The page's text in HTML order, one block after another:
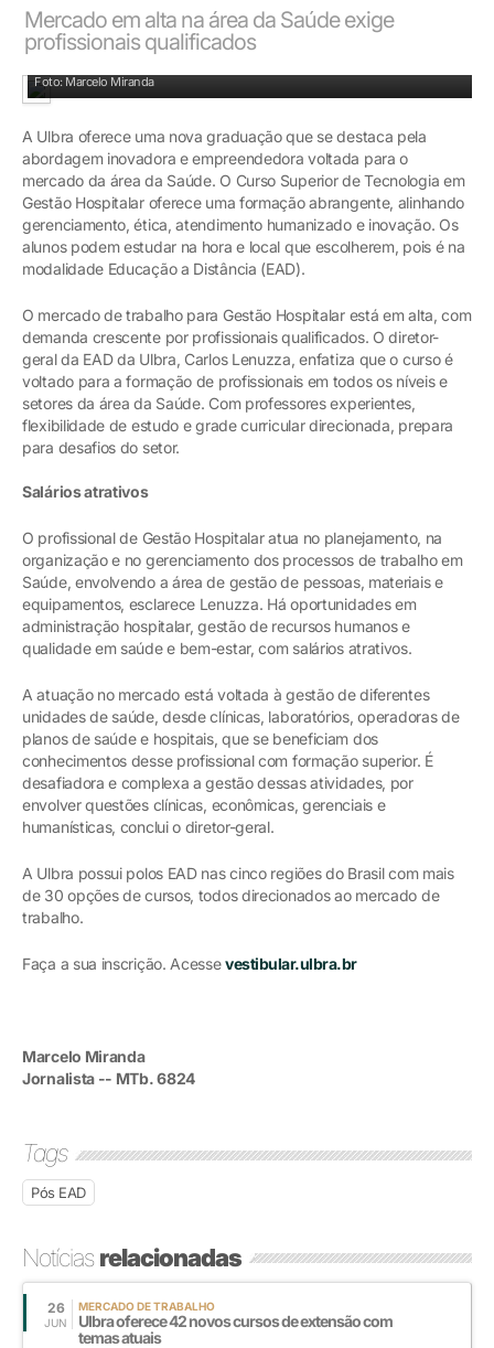
Mercado em alta na área da Saúde exige
profissionais qualificados
Foto: Marcelo Miranda
A Ulbra oferece uma nova graduação que se destaca pela
abordagem inovadora e empreendedora voltada para o
mercado da área da Saúde. O Curso Superior de Tecnologia em
Gestão Hospitalar oferece uma formação abrangente, alinhando
gerenciamento, ética, atendimento humanizado e inovação. Os
alunos podem estudar na hora e local que escolherem, pois é na
modalidade Educação a Distância (EAD).
O mercado de trabalho para Gestão Hospitalar está em alta, com
demanda crescente por profissionais qualificados. O diretor-
geral da EAD da Ulbra, Carlos Lenuzza, enfatiza que o curso é
voltado para a formação de profissionais em todos os níveis e
setores da área da Saúde. Com professores experientes,
flexibilidade de estudo e grade curricular direcionada, prepara
para desafios do setor.
Salários atrativos
O profissional de Gestão Hospitalar atua no planejamento, na
organização e no gerenciamento dos processos de trabalho em
Saúde, envolvendo a área de gestão de pessoas, materiais e
equipamentos, esclarece Lenuzza. Há oportunidades em
administração hospitalar, gestão de recursos humanos e
qualidade em saúde e bem-estar, com salários atrativos.
A atuação no mercado está voltada à gestão de diferentes
unidades de saúde, desde clínicas, laboratórios, operadoras de
planos de saúde e hospitais, que se beneficiam dos
conhecimentos desse profissional com formação superior. É
desafiadora e complexa a gestão dessas atividades, por
envolver questões clínicas, econômicas, gerenciais e
humanísticas, conclui o diretor-geral.
A Ulbra possui polos EAD nas cinco regiões do Brasil com mais
de 30 opções de cursos, todos direcionados ao mercado de
trabalho.
Faça a sua inscrição. Acessevestibular.ulbra.br
Marcelo Miranda
Jornalista -- MTb. 6824
Tags
Pós EAD
Notíciasrelacionadas
26
JUN
MERCADO DE TRABALHO
Ulbra oferece 42 novos cursos de extensão com
temas atuais